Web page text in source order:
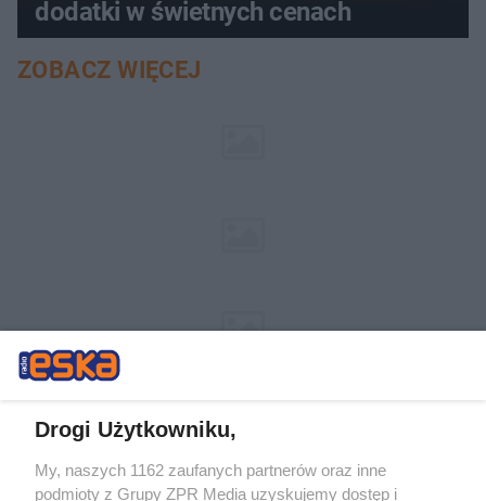
dodatki w świetnych cenach
ZOBACZ WIĘCEJ
Drogi Użytkowniku,
My, naszych 1162 zaufanych partnerów oraz inne
podmioty z Grupy ZPR Media uzyskujemy dostęp i